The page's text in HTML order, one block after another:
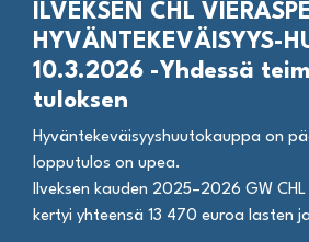
ILVEKSEN CHL
HYVÄNTEKEVÄISYYS-
10.3.2026 -Yhdessä
tuloksen
Hyväntekeväisyyshuutokauppa on
lopputulos on upea.
Ilveksen kauden 2025–2026 GW
kertyi yhteensä 13 470 euroa lasten